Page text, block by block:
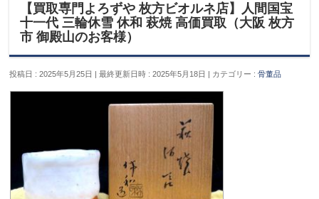
【買取専門よろずや 枚方ビオルネ店】人間国宝
十一代 三輪休雪 休和 萩焼 高価買取（大阪 枚方
市 御殿山のお客様）
投稿日 : 2025年5月25日 最終更新日時 : 2025年5月18日 カテゴリー :骨董品